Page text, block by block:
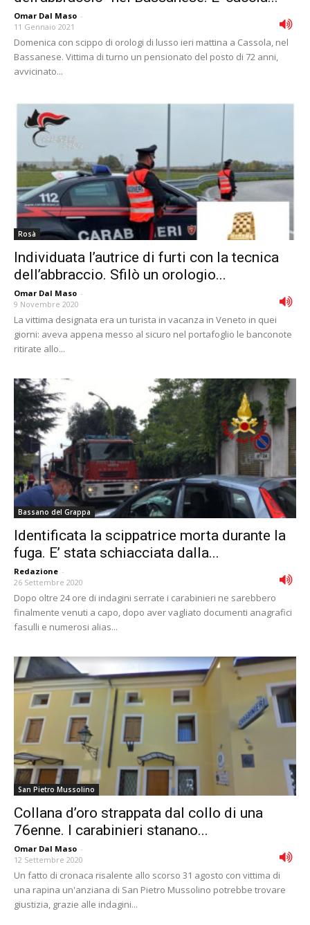
Omar Dal Maso -
11 Gennaio 2021
Domenica con scippo di orologi di lusso ieri mattina a Cassola, nel
Bassanese. Vittima di turno un pensionato del posto di 72 anni,
avvicinato...
Rosà
Individuata l’autrice di furti con la tecnica
dell’abbraccio. Sfilò un orologio...
Omar Dal Maso -
9 Novembre 2020
La vittima designata era un turista in vacanza in Veneto in quei
giorni: aveva appena messo al sicuro nel portafoglio le banconote
ritirate allo...
Bassano del Grappa
Identificata la scippatrice morta durante la
fuga. E’ stata schiacciata dalla...
Redazione -
26 Settembre 2020
Dopo oltre 24 ore di indagini serrate i carabinieri ne sarebbero
finalmente venuti a capo, dopo aver vagliato documenti anagrafici
fasulli e numerosi alias...
San Pietro Mussolino
Collana d’oro strappata dal collo di una
76enne. I carabinieri stanano...
Omar Dal Maso -
12 Settembre 2020
Un fatto di cronaca risalente allo scorso 31 agosto con vittima di
una rapina un'anziana di San Pietro Mussolino potrebbe trovare
giustizia, grazie alle indagini...